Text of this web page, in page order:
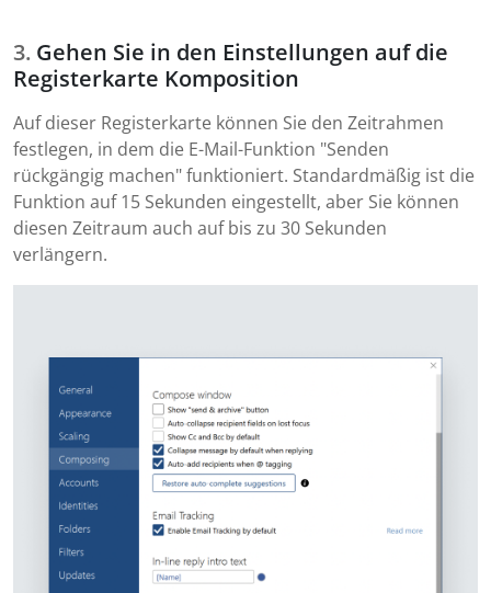
Gehen Sie in den Einstellungen auf die
Registerkarte Komposition
Auf dieser Registerkarte können Sie den Zeitrahmen
festlegen, in dem die E-Mail-Funktion "Senden
rückgängig machen" funktioniert. Standardmäßig ist die
Funktion auf 15 Sekunden eingestellt, aber Sie können
diesen Zeitraum auch auf bis zu 30 Sekunden
verlängern.